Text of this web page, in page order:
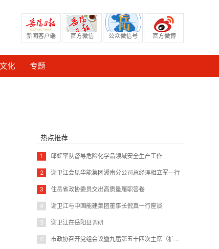
新闻客户端 官方微信 公众微信号 官方微博
文化 专题
热点推荐
1 邱虹率队督导危险化学品领域安全生产工作
2 谢卫江会见华能集团湖南分公司总经理相立军一行
3 住岳省政协委员交出高质量履职答卷
4 谢卫江与中国能建集团董事长倪真一行座谈
5 谢卫江在岳阳县调研
6 市政协召开党组会议暨九届第五十四次主席（扩大）会议